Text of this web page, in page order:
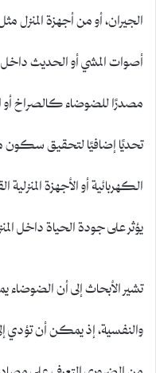
الجيران، أو من أجهزة المنزل
أصوات المشي أو الحديث
مصدرًا للضوضاء كالصراخ أو
تحديًا إضافيًا لتحقيق سكون
الكهربائية أو الأجهزة
يؤثر على جودة الحياة داخل
تشير الأبحاث إلى أن
والنفسية، إذ يمكن أن تؤدي